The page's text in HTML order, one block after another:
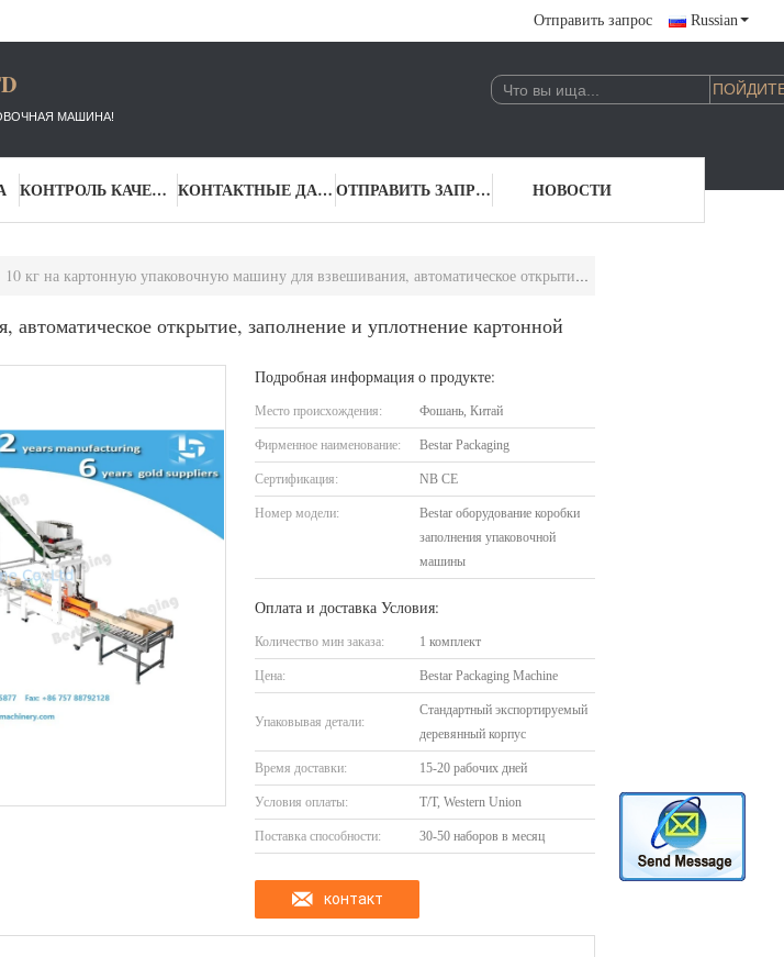
Отправить запрос Russian
МАШИНА!
КОНТРОЛЬ КАЧЕСТВА КОНТАКТНЫЕ ДАННЫЕ ОТПРАВИТЬ ЗАПРОС НОВОСТИ
10 кг на картонную упаковочную машину для взвешивания, автоматическое открытие, заполнение и уплотнение картонной упаковки
открытие, заполнение и уплотнение картонной
Подробная информация о продукте:
Место происхождения: Фошань, Китай
Фирменное наименование: Bestar Packaging
Сертификация: NB CE
Номер модели:
Bestar оборудование коробки
заполнения упаковочной
машины
Оплата и доставка Условия:
Количество мин заказа: 1 комплект
Цена: Bestar Packaging Machine
Упаковывая детали:
Стандартный экспортируемый
деревянный корпус
Время доставки: 15-20 рабочих дней
Условия оплаты: T/T, Western Union
Поставка способности: 30-50 наборов в месяц
контакт